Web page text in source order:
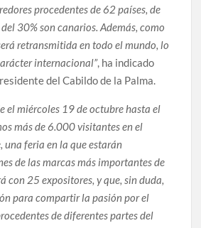
procedentes de 62 países, de
30% son canarios. Además, como
retransmitida en todo el mundo, lo
internacional”, ha indicado
del Cabildo de la Palma.
el miércoles 19 de octubre hasta el
más de 6.000 visitantes en el
feria en la que estarán
de las marcas más importantes de
con 25 expositores, y que, sin duda,
para compartir la pasión por el
de diferentes partes del